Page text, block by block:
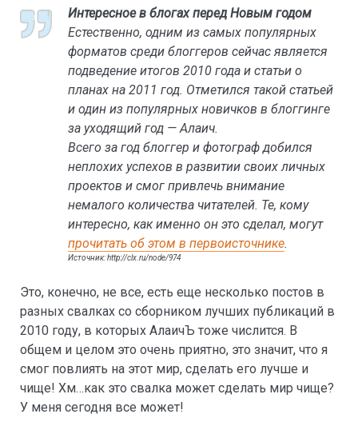
Интересное в блогах перед Новым годом
Естественно, одним из самых популярных
форматов среди блоггеров сейчас является
подведение итогов 2010 года и статьи о
планах на 2011 год. Отметился такой статьей
и один из популярных новичков в блоггинге
за уходящий год — Алаич.
Всего за год блоггер и фотограф добился
неплохих успехов в развитии своих личных
проектов и смог привлечь внимание
немалого количества читателей. Те, кому
интересно, как именно он это сделал, могут
прочитать об этом в первоисточнике.
Источник: http://clx.ru/node/974
Это, конечно, не все, есть еще несколько постов в
разных свалках со сборником лучших публикаций в
2010 году, в которых АлаичЪ тоже числится. В
общем и целом это очень приятно, это значит, что я
смог повлиять на этот мир, сделать его лучше и
чище! Хм…как это свалка может сделать мир чище?
У меня сегодня все может!